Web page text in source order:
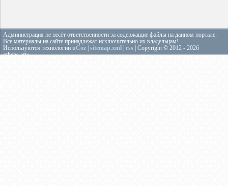
Администрация не несёт ответственности за содержащие файлы на данном портале.
Все материалы на сайте принадлежат исключительно их владельцам!
Используются технологии uCoz sitemap.xml rss | Copyright © 2012 - 2026
«theps.art»